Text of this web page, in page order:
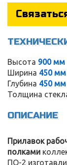
Service
Высота 900 мм
Ширина 450 мм
Глубина 450 мм
Толщина
ОПИСАНИЕ
Прилавок
полками
ПО-2